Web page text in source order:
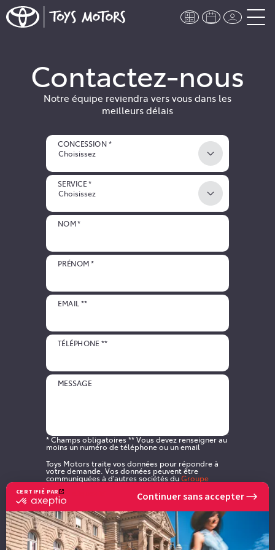
CERTIFIÉ PAR
certifié
Axeptio
-
En
savoir
Continuer sans accepter
Contactez-nous
Notre équipe reviendra vers vous dans les
meilleurs délais
Choisissez
CONCESSION *
Choisissez
SERVICE *
NOM *
PRÉNOM *
EMAIL **
TÉLÉPHONE **
MESSAGE
* Champs obligatoires ** Vous devez renseigner au
moins un numéro de téléphone ou un email
Toys Motors traite vos données pour répondre à
votre demande. Vos données peuvent être
communiquées à d'autres sociétés duGroupe
droits,
Je souhaite recevoir des communications
commerciales de TOYS MOTORS
par email
par SMS